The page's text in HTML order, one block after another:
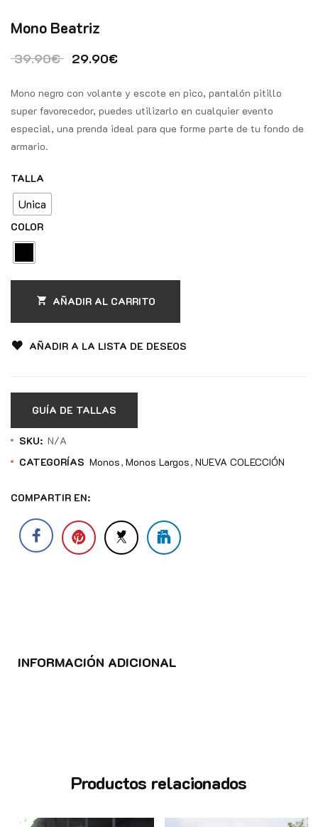
Mono Beatriz
39.90€ El precio original era: 39.90€.
29.90€El precio actual es: 29.90€.
Mono negro con volante y escote en pico, pantalón pitillo
super favorecedor, puedes utilizarlo en cualquier evento
especial, una prenda ideal para que forme parte de tu fondo de
armario.
TALLA
Unica
COLOR
AÑADIR AL CARRITO
AÑADIR A LA LISTA DE DESEOS
GUÍA DE TALLAS
SKU: N/A
CATEGORÍAS Monos Monos Largos NUEVA COLECCIÓN
COMPARTIR EN:
INFORMACIÓN ADICIONAL
Productos relacionados